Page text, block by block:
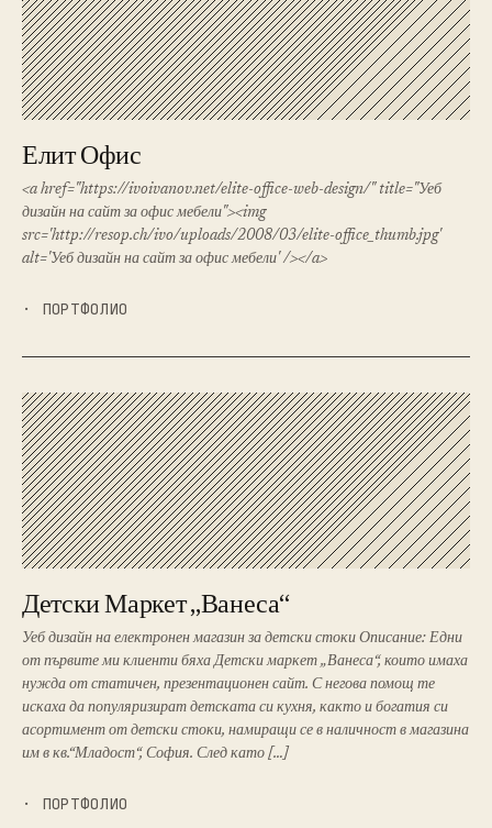
Елит Офис
<a href="https://ivoivanov.net/elite-office-web-design/" title="Уеб
дизайн на сайт за офис мебели"><img
src='http://resop.ch/ivo/uploads/2008/03/elite-office_thumb.jpg'
alt='Уеб дизайн на сайт за офис мебели' /></a>
· ПОРТФОЛИО
Детски Маркет „Ванеса“
Уеб дизайн на електронен магазин за детски стоки Описание: Едни
от първите ми клиенти бяха Детски маркет „Ванеса“, които имаха
нужда от статичен, презентационен сайт. С негова помощ те
искаха да популяризират детската си кухня, както и богатия си
асортимент от детски стоки, намиращи се в наличност в магазина
им в кв.“Младост“, София. След като […]
· ПОРТФОЛИО